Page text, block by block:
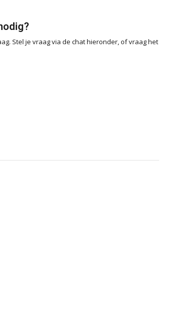
Stel je vraag via de chat hieronder, of vraag het